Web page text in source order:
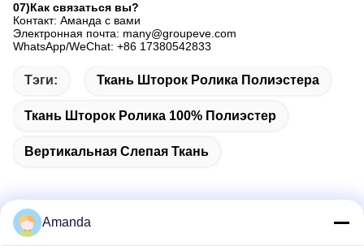
07)Как связаться вы?
Контакт: Аманда с вами
Электронная почта: many@groupeve.com
WhatsApp/WeChat: +86 17380542833
Тэги: Ткань Шторок Ролика Полиэстера
Ткань Шторок Ролика 100% Полиэстер
Вертикальная Слепая Ткань
Amanda